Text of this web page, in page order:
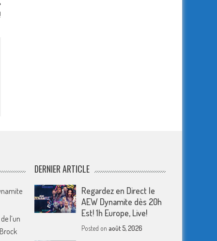
l’un
DERNIER ARTICLE
Regardez en Direct le
AEW Dynamite dès 20h
Est! 1h Europe, Live!
Posted on août 5, 2026